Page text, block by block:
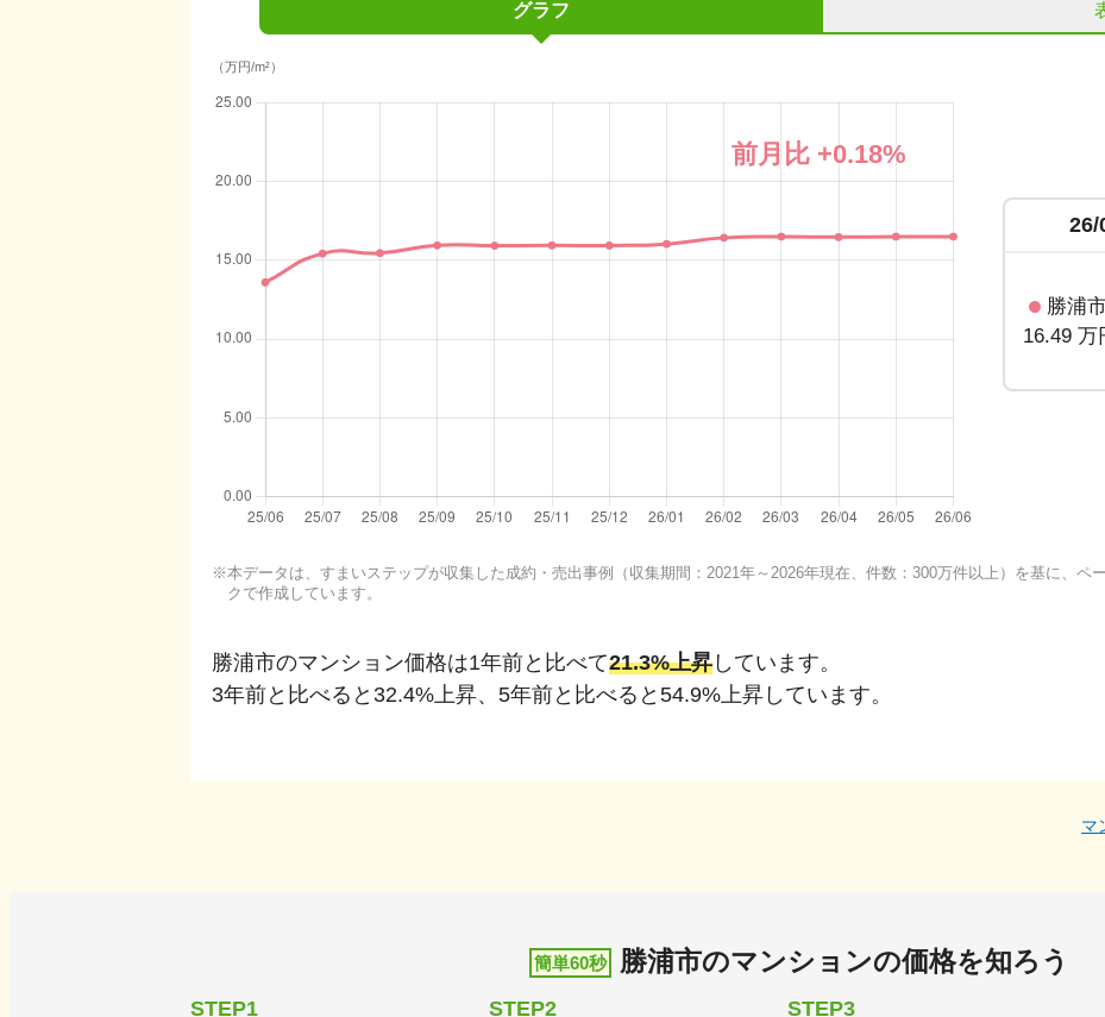
グラフ
（万円/m²）
前月比 +0.18%
26/
勝浦
16.49 万
本データは、すまいステップが収集した成約・売出事例（収集期間：2021年～2026年現在、件数：300万件以上）を基に、ペ
クで作成しています。
勝浦市のマンション価格は1年前と比べて21.3%上昇 しています。
3年前と比べると 32.4%上昇、 5年前と比べると 54.9%上昇 しています。
マ
簡単60秒 勝浦市のマンションの価格を知ろう
STEP1 STEP2 STEP3